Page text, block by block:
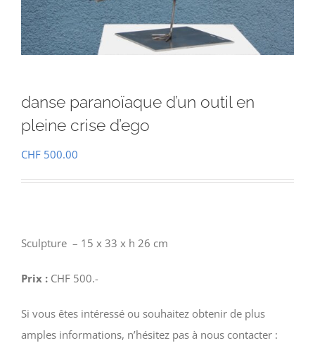
danse paranoïaque d’un outil en
pleine crise d’ego
CHF 500.00
Sculpture – 15 x 33 x h 26 cm
Prix : CHF 500.-
Si vous êtes intéressé ou souhaitez obtenir de plus
amples informations, n’hésitez pas à nous contacter :